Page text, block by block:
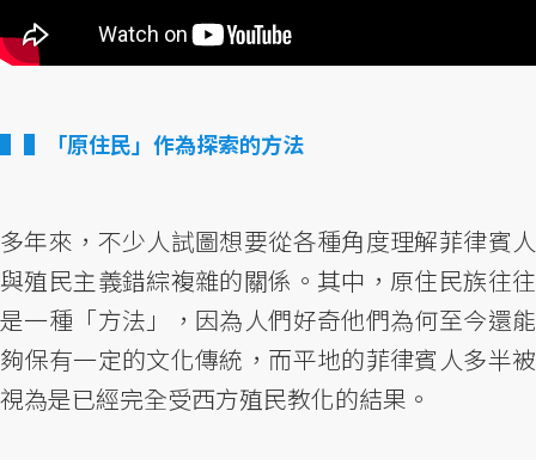
▌「原住民」作為探索的方法
多年來，不少人試圖想要從各種角度理解菲律賓人
與殖民主義錯綜複雜的關係。其中，原住民族往往
是一種「方法」，因為人們好奇他們為何至今還能
夠保有一定的文化傳統，而平地的菲律賓人多半被
視為是已經完全受西方殖民教化的結果。